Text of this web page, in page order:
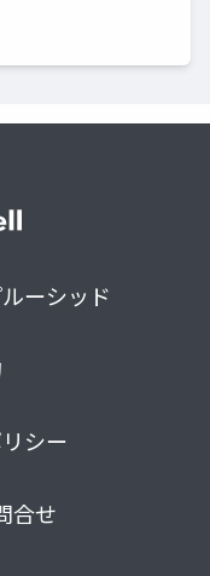
ーシッド
シー
合せ